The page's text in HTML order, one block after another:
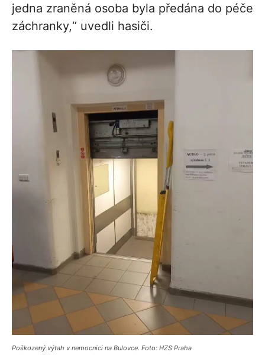
jedna zraněná osoba byla předána do péče
záchranky,“ uvedli hasiči.
Poškozený výtah v nemocnici na Bulovce. Foto: HZS Praha